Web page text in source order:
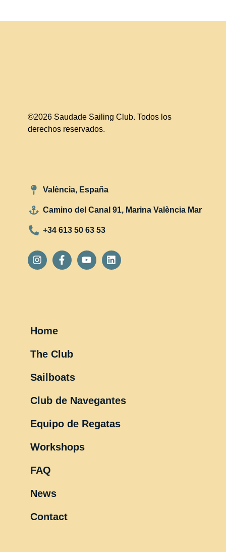
©2026 Saudade Sailing Club. Todos los
derechos reservados.
València, España
Camino del Canal 91, Marina València Mar
+34 613 50 63 53
Home
The Club
Sailboats
Club de Navegantes
Equipo de Regatas
Workshops
FAQ
News
Contact